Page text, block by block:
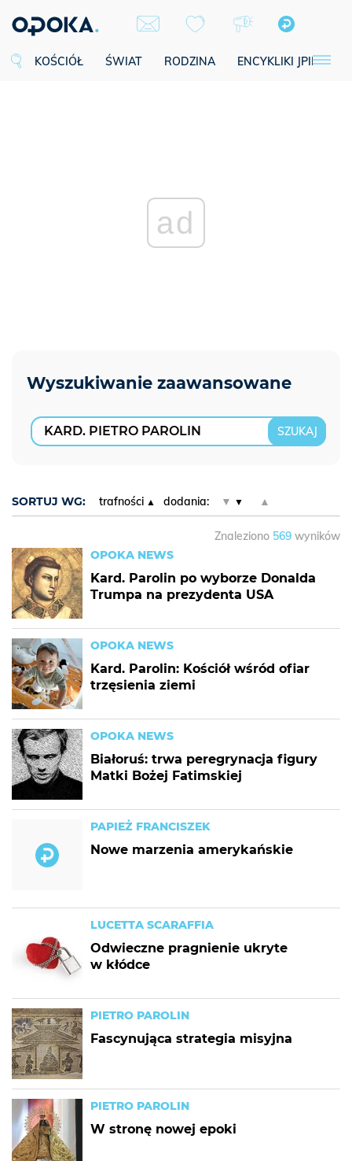
KOŚCIÓŁ ŚWIAT RODZINA ENCYKLIKI JPII
ad
SORTUJ WG: trafności dodania: ▼ ▲
Znaleziono 569 wyników
OPOKA NEWS
Kard. Parolin po wyborze Donalda
Trumpa na prezydenta USA
OPOKA NEWS
Kard. Parolin: Kościół wśród ofiar
trzęsienia ziemi
OPOKA NEWS
Białoruś: trwa peregrynacja figury
Matki Bożej Fatimskiej
PAPIEŻ FRANCISZEK
Nowe marzenia amerykańskie
LUCETTA SCARAFFIA
Odwieczne pragnienie ukryte
w kłódce
PIETRO PAROLIN
Fascynująca strategia misyjna
PIETRO PAROLIN
W stronę nowej epoki